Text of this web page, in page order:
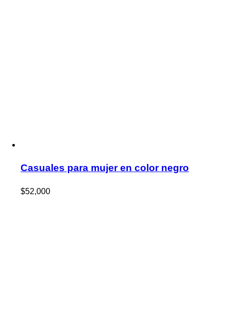
Casuales para mujer en color negro
$52,000